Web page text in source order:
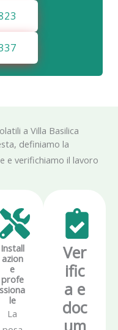
a Villa Basilica
definiamo la
e verifichiamo il lavoro
Install
azion
e
profe
ssiona
le
La
Ver
ific
a e
doc
um